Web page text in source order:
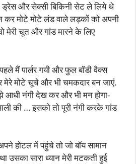
ड्रेस और सेक्सी बिकिनी सेट ले लिये थे
कर मोटे मोटे लंड वाले लड़कों को अपनी
चूत और गांड मारने के लिए
मैं पार्लर गयी और फुल बॉडी वैक्स
मेरे मोटे चूचे और भी चमकदार बन जाएं.
आधी नंगी देख कर और भी मन होगा-
की … इसको तो पूरी नंगी करके गांड
होटल में पहुंचे तो जो बॉय सामान
उसका सारा ध्यान मेरी मटकती हुई